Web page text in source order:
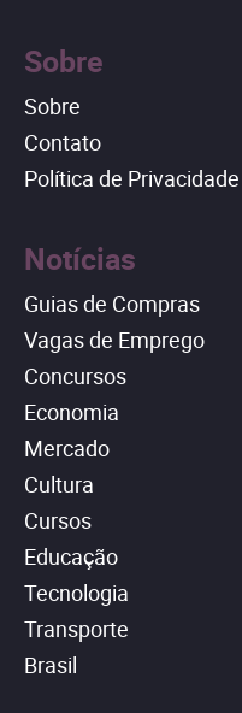
Sobre
Sobre
Contato
Política de Privacidade
Notícias
Guias de Compras
Vagas de Emprego
Concursos
Economia
Mercado
Cultura
Cursos
Educação
Tecnologia
Transporte
Brasil